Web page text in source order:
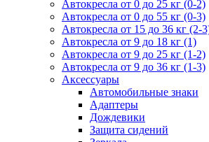
Автокресла от 0 до 25 кг (0-2)
Автокресла от 0 до 55 кг (0-3)
Автокресла от 15 до 36 кг (2-
Автокресла от 9 до 18 кг (1)
Автокресла от 9 до 25 кг (1-2)
Автокресла от 9 до 36 кг (1-3)
Аксессуары
Автомобильные знаки
Адаптеры
Дождевики
Защита сидений